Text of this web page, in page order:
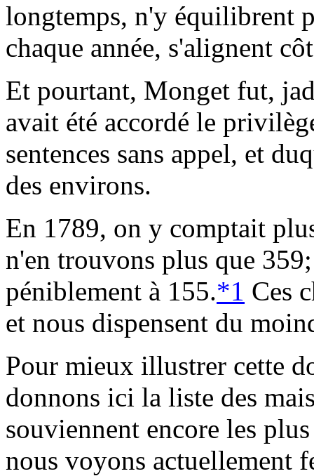
longtemps, n'y équilibrent
chaque année, s'alignent
Et pourtant, Monget fut,
avait été accordé le
sentences sans appel, et
des environs.
En 1789, on y comptait
n'en trouvons plus que
péniblement à 155.*1 Ces
et nous dispensent du
Pour mieux illustrer cette
donnons ici la liste des
souviennent encore les
nous voyons actuellement